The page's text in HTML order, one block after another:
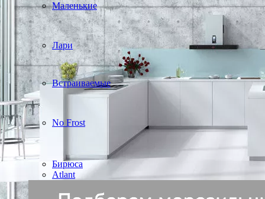
Маленькие
Лари
Встраиваемые
No Frost
Бирюса
Atlant